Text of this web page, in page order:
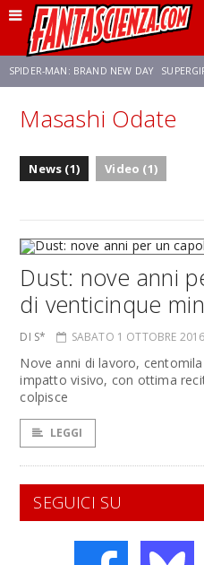
SPIDER-MAN: BRAND NEW DAY
FRANCO RICCIARDIELLO ZENDAYA
Masashi Odate
News (1) Video (1)
Dust: nove anni
di venticinque
DI S* SABATO 1 OTTOBRE 2016
Nove anni di lavoro,
impatto visivo, con ottima
colpisce
LEGGI
SEGUICI SU